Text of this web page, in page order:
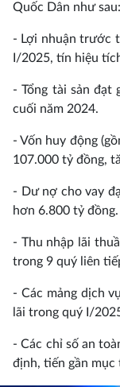
Quốc Dân như sau:
- Lợi nhuận trước
I/2025, tín hiệu
- Tổng tài sản đạt
cuối năm 2024.
- Vốn huy động
107.000 tỷ đồng,
- Dư nợ cho vay
hơn 6.800 tỷ đồng.
- Thu nhập lãi
trong 9 quý liên
- Các mảng dịch
lãi trong quý I/
- Các chỉ số an
định, tiến gần mục